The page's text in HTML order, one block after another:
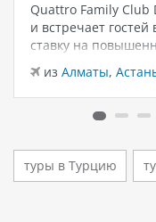
Quattro Family Club
и встречает
ставку на
дизайн и
моря. Отель
кто ищет
из Алматы,
туры в Турцию